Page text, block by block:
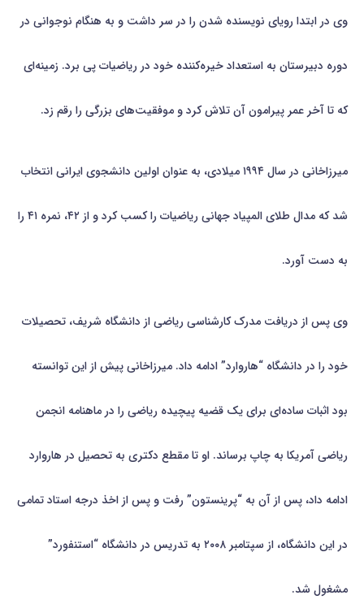
وی در ابتدا رویای نویسنده شدن را در سر داشت و به هنگام نوجوانی در
دوره دبیرستان به استعداد خیره‌کننده‌ خود در ریاضیات پی برد. زمینه‌ای
که تا آخر عمر پیرامون آن تلاش کرد و موفقیت‌های بزرگی را رقم زد.
میرزاخانی در سال ۱۹۹۴ میلادی، به عنوان اولین دانشجوی ایرانی انتخاب
شد که مدال طلای المپیاد جهانی ریاضیات را کسب کرد و از ۴۲، نمره ۴۱ را
به دست آورد.
وی پس از دریافت مدرک کارشناسی ریاضی از دانشگاه شریف، تحصیلات
خود را در دانشگاه‌ “هاروارد” ادامه داد. میرزاخانی پیش‌ از این توانسته
بود اثبات ساده‌ای برای یک قضیه پیچیده ریاضی را در ماهنامه انجمن
ریاضی آمریکا به چاپ برساند. او تا مقطع دکتری به تحصیل در هاروارد
ادامه داد، پس‌ از آن به “پرینستون” رفت و پس از اخذ درجه استاد تمامی
در این دانشگاه، از سپتامبر ۲۰۰۸ به تدریس در دانشگاه “استنفورد”
مشغول شد.